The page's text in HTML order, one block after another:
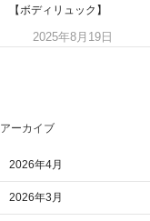
【ボディリュック】
2025年8月19日
アーカイブ
2026年4月
2026年3月